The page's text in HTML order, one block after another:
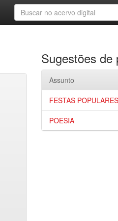
Sugestões de
Assunto
FESTAS POPULARES
POESIA